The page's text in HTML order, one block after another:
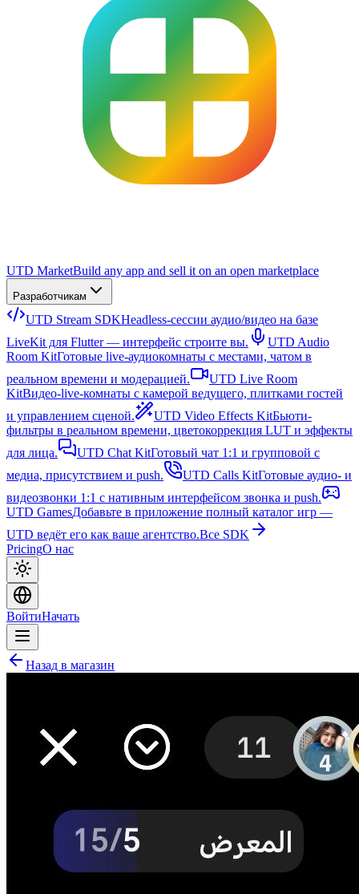
UTD MarketBuild any app and sell it on an open marketplace
Разработчикам
UTD Stream SDKHeadless-сессии аудио/видео на базе
LiveKit для Flutter — интерфейс строите вы.
UTD Audio
Room KitГотовые live-аудиокомнаты с местами, чатом в
реальном времени и модерацией.
UTD Live Room
KitВидео-live-комнаты с камерой ведущего, плитками гостей
и управлением сценой.
UTD Video Effects KitБьюти-
фильтры в реальном времени, цветокоррекция LUT и эффекты
для лица.
UTD Chat KitГотовый чат 1:1 и групповой с
медиа, присутствием и push.
UTD Calls KitГотовые аудио- и
видеозвонки 1:1 с нативным интерфейсом звонка и push.
UTD GamesДобавьте в приложение полный каталог игр —
UTD ведёт его как ваше агентство.Все SDK
PricingО нас
ВойтиНачать
Назад в магазин